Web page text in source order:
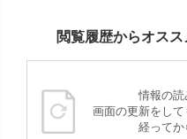
閲覧履歴からオス
情報の読
画面の更新をして
経ってか